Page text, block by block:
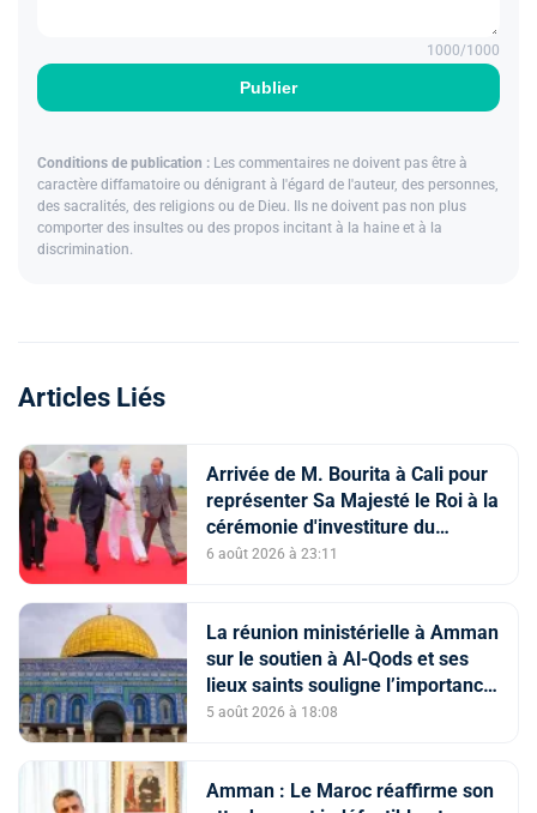
Publier
1000/1000
Conditions de publication : Les commentaires ne doivent pas être à
caractère diffamatoire ou dénigrant à l'égard de l'auteur, des personnes,
des sacralités, des religions ou de Dieu. Ils ne doivent pas non plus
comporter des insultes ou des propos incitant à la haine et à la
discrimination.
Articles Liés
Arrivée de M. Bourita à Cali pour
représenter Sa Majesté le Roi à la
cérémonie d'investiture du
nouveau président colombien
6 août 2026 à 23:11
La réunion ministérielle à Amman
sur le soutien à Al-Qods et ses
lieux saints souligne l’importance
du rôle du Comité Al Qods
5 août 2026 à 18:08
Amman : Le Maroc réaffirme son